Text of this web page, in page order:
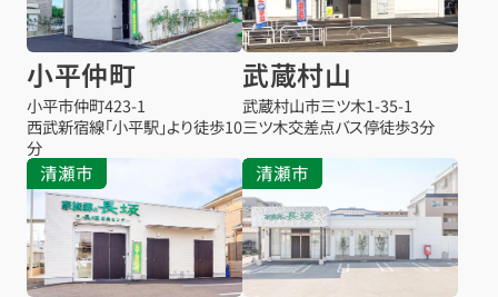
小平仲町
小平市仲町423-1
西武新宿線「小平駅」より徒歩10
分
武蔵村山
武蔵村山市三ツ木1-35-1
三ツ木交差点バス停徒歩3分
清瀬市 清瀬市